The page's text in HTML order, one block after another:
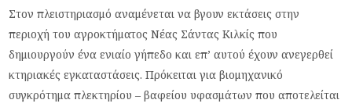
Στον πλειστηριασμό αναμένεται να βγουν εκτάσεις στην
περιοχή του αγροκτήματος Νέας Σάντας Κιλκίς που
δημιουργούν ένα ενιαίο γήπεδο και επ’ αυτού έχουν ανεγερθεί
κτηριακές εγκαταστάσεις. Πρόκειται για βιομηχανικό
συγκρότημα πλεκτηρίου – βαφείου υφασμάτων που αποτελείται